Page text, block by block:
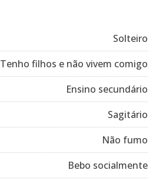
Solteiro
Tenho filhos e não vivem comigo
Ensino secundário
Sagitário
Não fumo
Bebo socialmente